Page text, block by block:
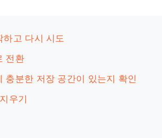
하고 다시 시도
전환
충분한 저장 공간이 있는지 확인
우기